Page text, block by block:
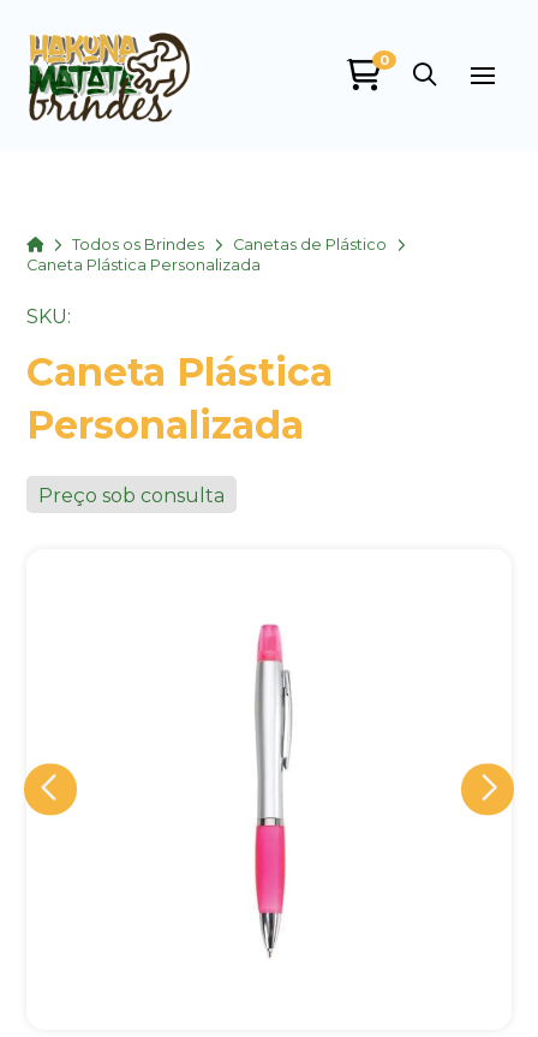
0
HomeTodos os Brindes
Canetas de Plástico
Caneta Plástica Personalizada
SKU:
Caneta Plástica
Personalizada
Preço sob consulta